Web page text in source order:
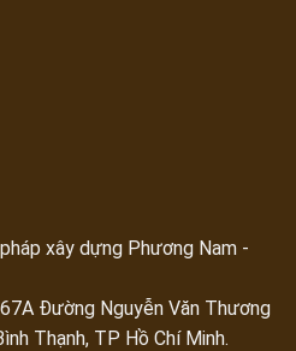
xây dựng Phương Nam -
Đường Nguyễn Văn Thương
Thạnh, TP Hồ Chí Minh.